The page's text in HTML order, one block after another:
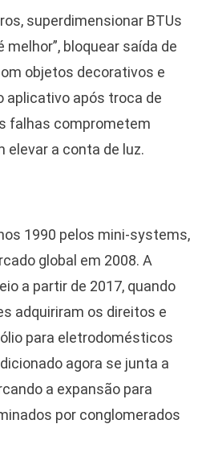
superdimensionar BTUs
melhor”, bloquear saída de
objetos decorativos e
aplicativo após troca de
falhas comprometem
elevar a conta de luz.
1990 pelos mini-systems,
global em 2008. A
a partir de 2017, quando
adquiriram os direitos e
para eletrodomésticos
agora se junta a
a expansão para
por conglomerados